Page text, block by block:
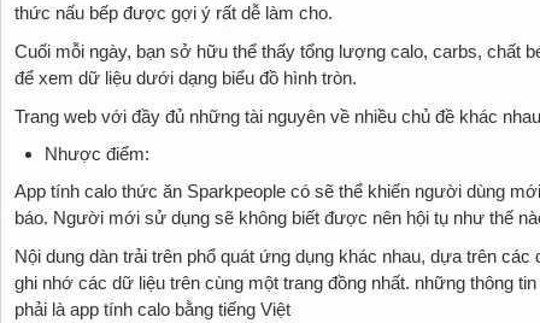
thức nấu bếp được gợi ý rất dễ làm cho.
Cuối mỗi ngày, bạn sở hữu thể thấy tổng lượng calo, carbs, chất
để xem dữ liệu dưới dạng biểu đồ hình tròn.
Trang web với đầy đủ những tài nguyên về nhiều chủ đề khác
Nhược điểm:
App tính calo thức ăn Sparkpeople có sẽ thể khiến người dùng
báo. Người mới sử dụng sẽ không biết được nên hội tụ như thế
Nội dung dàn trải trên phổ quát ứng dụng khác nhau, dựa trên
ghi nhớ các dữ liệu trên cùng một trang đồng nhất. những thông
phải là app tính calo bằng tiếng Việt